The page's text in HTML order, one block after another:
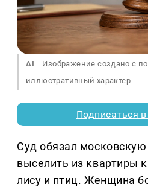
AI
Изображение создано с
иллюстративный характер
Подписаться
Суд обязал
выселить из квартиры
лису и птиц. Женщина